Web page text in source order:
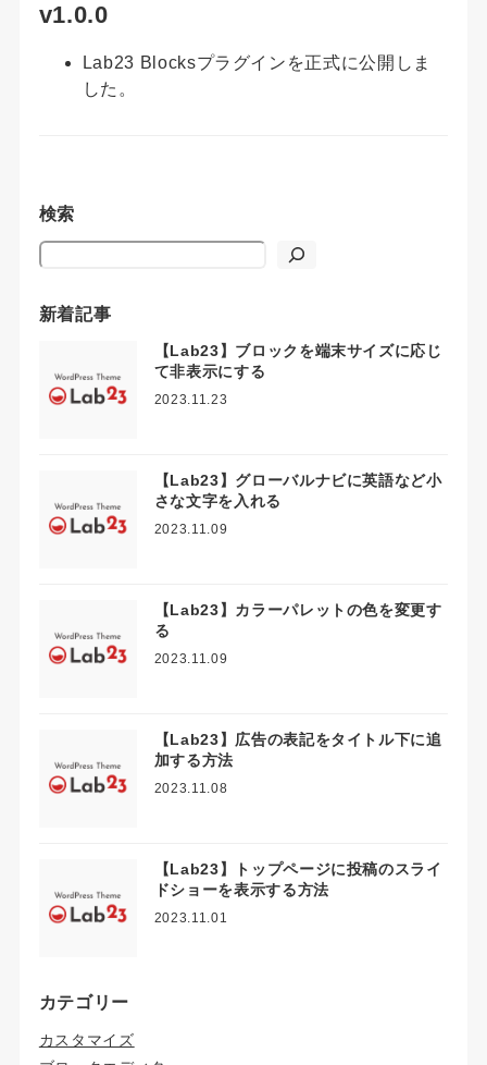
v1.0.0
Lab23 Blocksプラグインを正式に公開しま
した。
検索
検索
新着記事
【Lab23】ブロックを端末サイズに応じ
て非表示にする
2023.11.23
【Lab23】グローバルナビに英語など小
さな文字を入れる
2023.11.09
【Lab23】カラーパレットの色を変更す
る
2023.11.09
【Lab23】広告の表記をタイトル下に追
加する方法
2023.11.08
【Lab23】トップページに投稿のスライ
ドショーを表示する方法
2023.11.01
カテゴリー
カスタマイズ